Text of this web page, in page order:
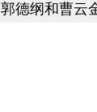
郭德纲和曹云